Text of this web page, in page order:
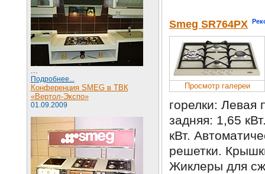
...
Подробнее...
Конференция SMEG в ТВК
«Вертол-Экспо»
01.09.2009
Smeg SR764PX
Просмотр галереи
горелки:
задняя: 1,65
кВт.
решетки.
Жиклеры для